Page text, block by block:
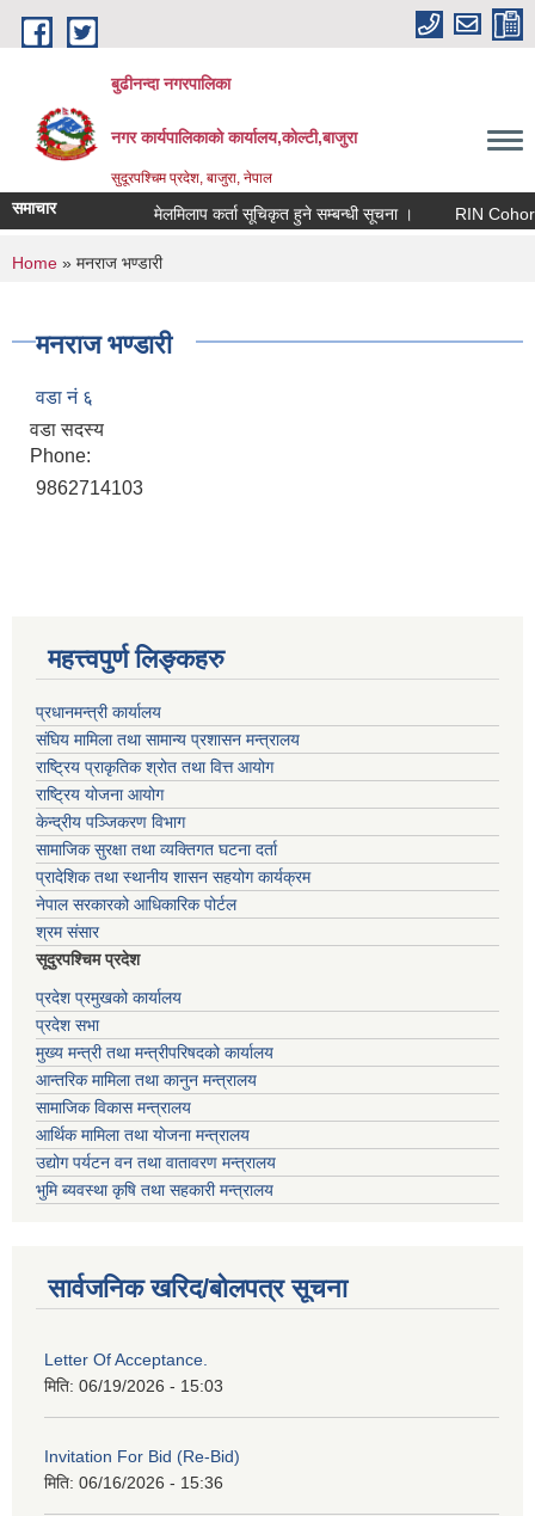
Skip to main content
बुढीनन्दा नगरपालिका
नगर कार्यपालिकाकाे कार्यालय,काेल्टी,बाजुरा
सुदूरपश्चिम प्रदेश, बाजुरा, नेपाल
समाचार मेलमिलाप कर्ता सूचिकृत हुने सम्बन्धी सूचना । RIN Cohor III
You are here
Home » मनराज भण्डारी
मनराज भण्डारी
वडा नं ६
वडा सदस्य
Phone:
9862714103
महत्त्वपुर्ण लिङ्कहरु
प्रधानमन्त्री कार्यालय
संघिय मामिला तथा सामान्य प्रशासन मन्त्रालय
राष्ट्रिय प्राकृतिक श्रोत तथा वित्त आयोग
राष्ट्रिय योजना आयोग
केन्द्रीय पञ्जिकरण विभाग
सामाजिक सुरक्षा तथा व्यक्तिगत घटना दर्ता
प्रादेशिक तथा स्थानीय शासन सहयोग कार्यक्रम
नेपाल सरकारको आधिकारिक पोर्टल
श्रम संसार
सूदुरपश्चिम प्रदेश
प्रदेश प्रमुखको कार्यालय
प्रदेश सभा
मुख्य मन्त्री तथा मन्त्रीपरिषदको कार्यालय
आन्तरिक मामिला तथा कानुन मन्त्रालय
सामाजिक विकास मन्त्रालय
आर्थिक मामिला तथा योजना मन्त्रालय
उद्योग पर्यटन वन तथा वातावरण मन्त्रालय
भुमि ब्यवस्था कृषि तथा सहकारी मन्त्रालय
सार्वजनिक खरिद/बोलपत्र सूचना
Letter Of Acceptance.
मिति: 06/19/2026 - 15:03
Invitation For Bid (Re-Bid)
मिति: 06/16/2026 - 15:36